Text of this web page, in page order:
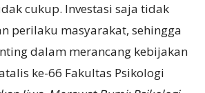
cukup. Investasi saja tidak
perilaku masyarakat, sehingga
dalam merancang kebijakan
ke-66 Fakultas Psikologi